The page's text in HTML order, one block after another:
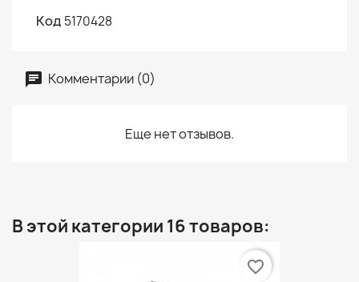
Код 5170428
Комментарии (0)
Еще нет отзывов.
В этой категории 16 товаров:
favorite_border